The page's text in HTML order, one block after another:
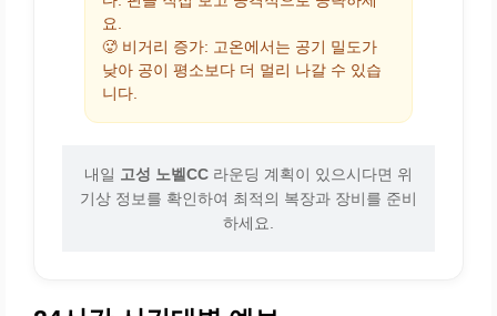
요.
🥵 비거리 증가: 고온에서는 공기 밀도가
낮아 공이 평소보다 더 멀리 나갈 수 있습
니다.
내일 고성 노벨CC 라운딩 계획이 있으시다면 위
기상 정보를 확인하여 최적의 복장과 장비를 준비
하세요.